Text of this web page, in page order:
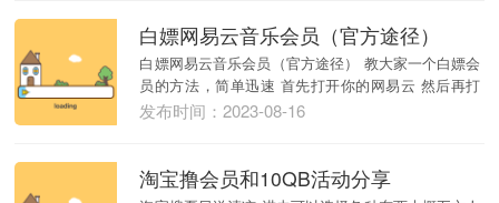
白嫖网易云音乐会员（官方途径）
白嫖网易云音乐会员（官方途径） 教大家一个白嫖会
员的方法，简单迅速 首先打开你的网易云 然后再打
开随...
发布时间：2023-08-16
淘宝撸会员和10QB活动分享